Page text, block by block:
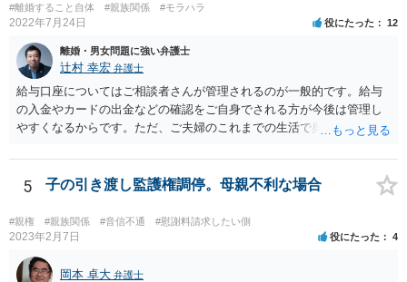
#離婚すること自体
#親族関係 #モラハラ
2022年7月24日 役にたった 12
離婚・男女問題に強い弁護士
辻村 幸宏 弁護士
給与口座についてはご相談者さんが管理されるのが一般的です。給与
の入金やカードの出金などの確認をご自身でされる方が今後は管理し
やすくなるからです。ただ、ご夫婦のこれまでの生活で奥様が管理さ
しても構わないとは思います。 隠し財産といっても、収入は給与だけ
で隠しようがないでしょうし、今わかっていない財産がないのであれ
ば別居後に新たな財産ができてもお互いに分与を主張できないことに
はなりますので杞憂ということになろうかと思います。 婚姻費用を渡
さないというおそれを奥様が抱くのはやむない面もあるとは思います
が、ここは信じていただくしかないですし、婚姻費用の金額の合意が
できるかどうかの方が重要だと思います（合意できなれば納得した金
5 子の引き渡し監護権調停。母親不利な場合
#親権 #親族関係 #音信不通 #慰謝料請求したい側
2023年2月7日 役にたった 4
岡本 卓大 弁護士